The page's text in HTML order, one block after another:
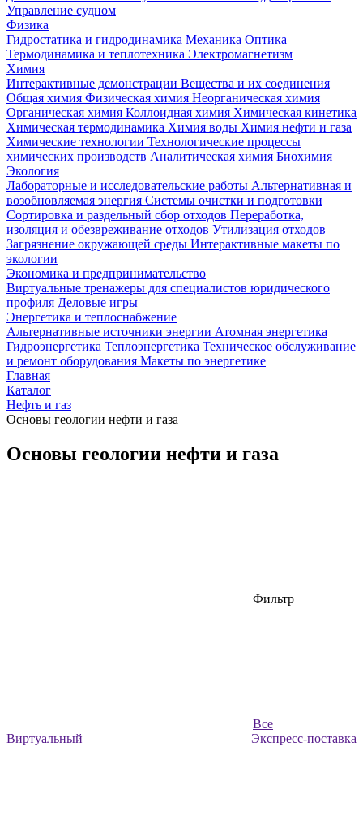
Управление судном
Физика
Гидростатика и гидродинамика Механика Оптика
Термодинамика и теплотехника Электромагнетизм
Химия
Интерактивные демонстрации Вещества и их соединения
Общая химия Физическая химия Неорганическая химия
Органическая химия Коллоидная химия Химическая кинетика
Химическая термодинамика Химия воды Химия нефти и газа
Химические технологии Технологические процессы
химических производств Аналитическая химия Биохимия
Экология
Лабораторные и исследовательские работы Альтернативная и
возобновляемая энергия Системы очистки и подготовки
Сортировка и раздельный сбор отходов Переработка,
изоляция и обезвреживание отходов Утилизация отходов
Загрязнение окружающей среды Интерактивные макеты по
экологии
Экономика и предпринимательство
Виртуальные тренажеры для специалистов юридического
профиля Деловые игры
Энергетика и теплоснабжение
Альтернативные источники энергии Атомная энергетика
Гидроэнергетика Теплоэнергетика Техническое обслуживание
и ремонт оборудования Макеты по энергетике
Главная
Каталог
Нефть и газ
Основы геологии нефти и газа
Основы геологии нефти и газа
Фильтр
Все
Экспресс-поставка
Виртуальный